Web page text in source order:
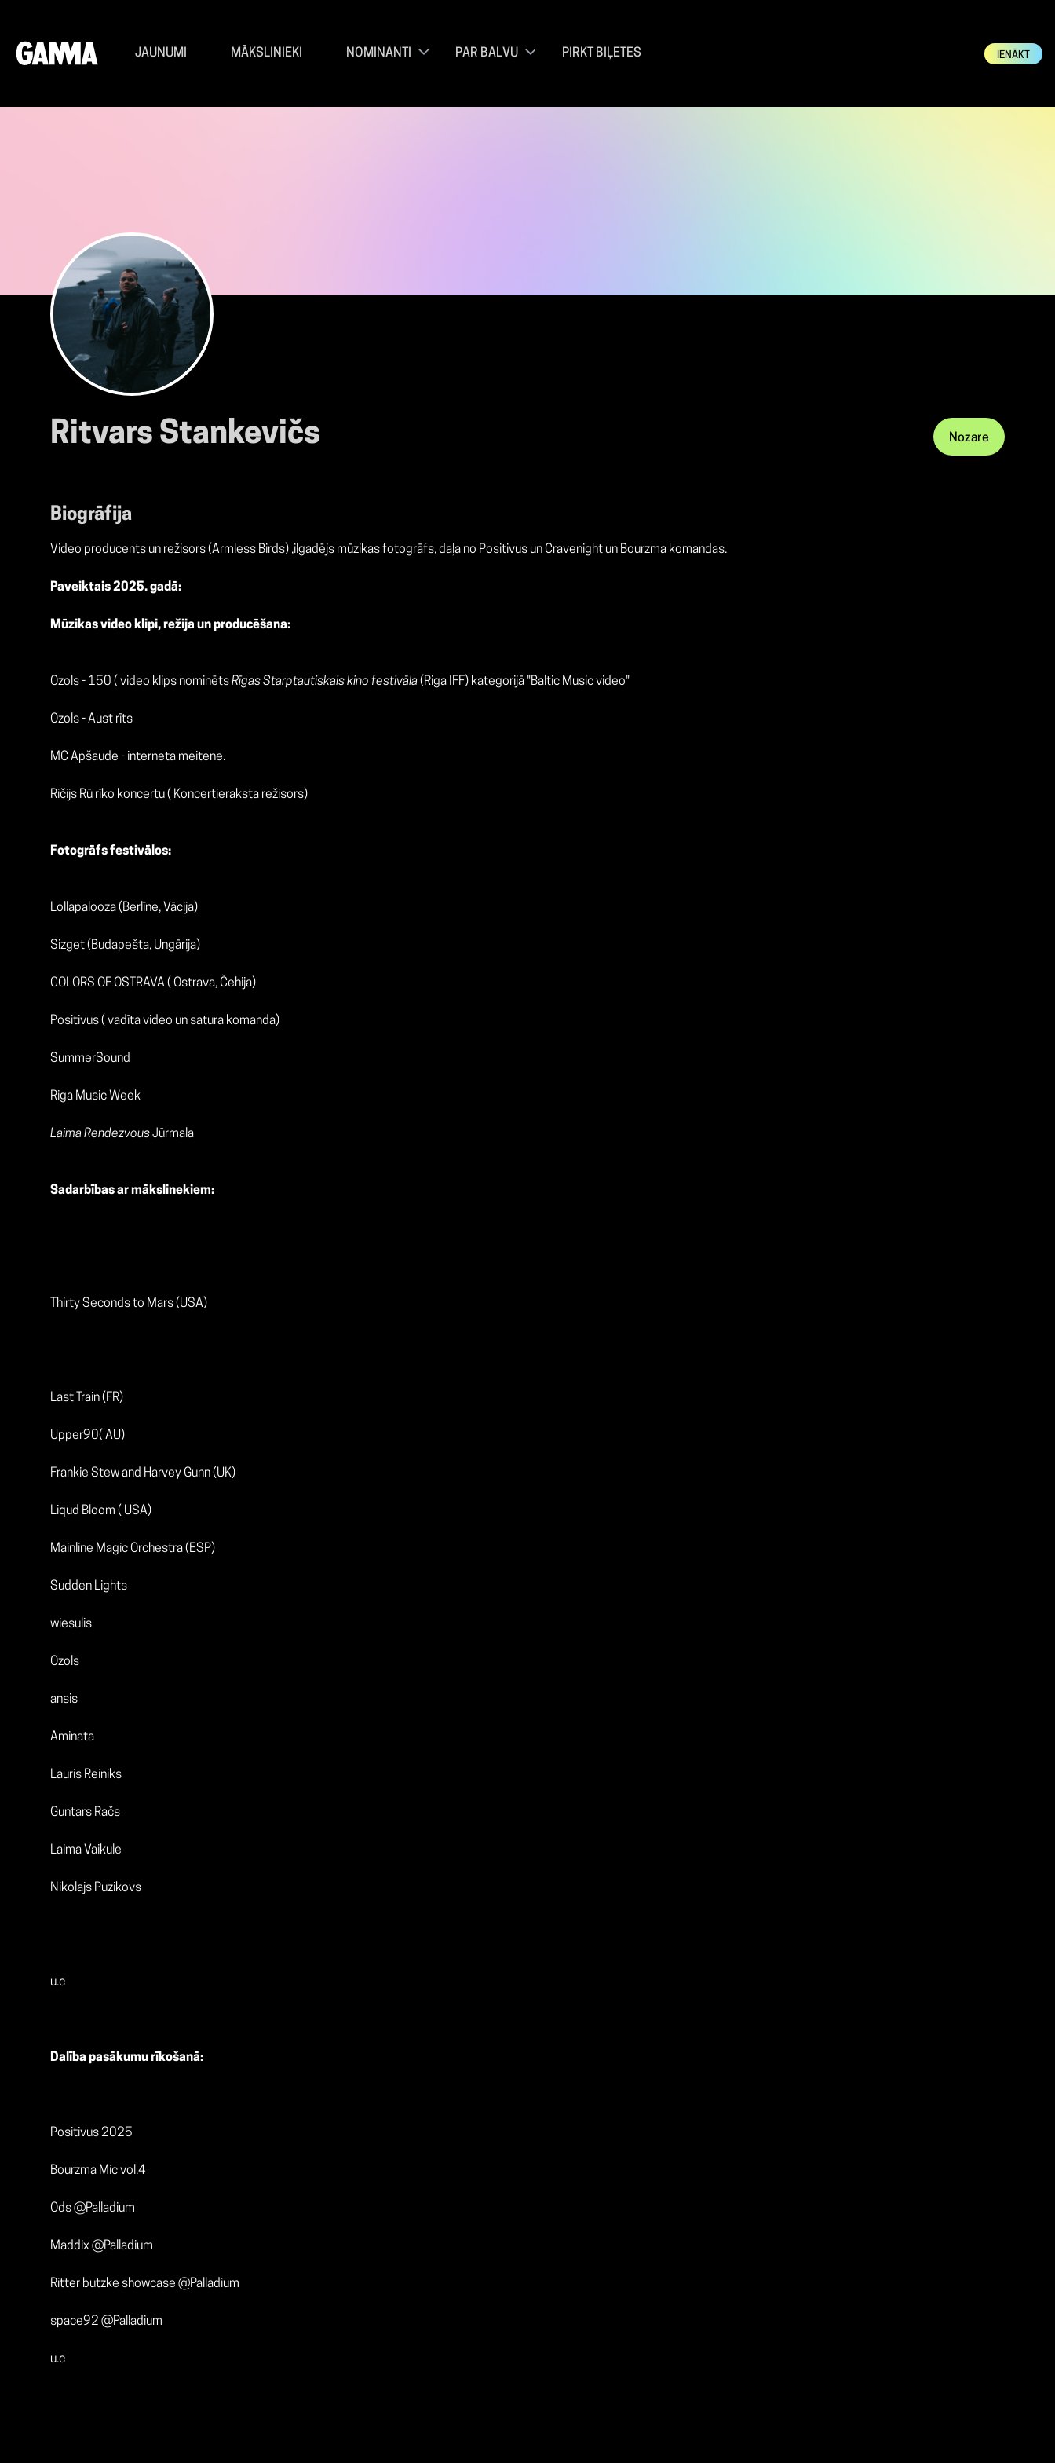
JAUNUMI MĀKSLINIEKI NOMINANTI PAR BALVU PIRKT BIĻETES IENĀKT
Ritvars Stankevičs Nozare
Biogrāfija
Video producents un režisors (Armless Birds) ,ilgadējs mūzikas fotogrāfs, daļa no Positivus un Cravenight un Bourzma komandas.
Paveiktais 2025. gadā:
Mūzikas video klipi, režija un producēšana:
Ozols - 150 ( video klips nominētsRīgas Starptautiskais kino festivāla (Riga IFF) kategorijā "Baltic Music video"
Ozols - Aust rīts
MC Apšaude - interneta meitene.
Ričijs Rū rīko koncertu ( Koncertieraksta režisors)
Fotogrāfs festivālos:
Lollapalooza (Berlīne, Vācija)
Sizget (Budapešta, Ungārija)
COLORS OF OSTRAVA ( Ostrava, Čehija)
Positivus ( vadīta video un satura komanda)
SummerSound
Riga Music Week
Laima RendezvousJūrmala
Sadarbības ar mākslinekiem:
Thirty Seconds to Mars (USA)
Last Train (FR)
Upper90( AU)
Frankie Stew and Harvey Gunn (UK)
Liqud Bloom ( USA)
Mainline Magic Orchestra (ESP)
Sudden Lights
wiesulis
Ozols
ansis
Aminata
Lauris Reiniks
Guntars Račs
Laima Vaikule
Nikolajs Puzikovs
u.c
Dalība pasākumu rīkošanā:
Positivus 2025
Bourzma Mic vol.4
Ods @Palladium
Maddix @Palladium
Ritter butzke showcase @Palladium
space92 @Palladium
u.c